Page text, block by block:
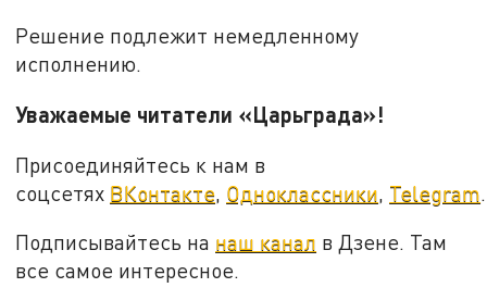
Решение подлежит немедленному
исполнению.
Уважаемые читатели «Царьграда»!
Присоединяйтесь к нам в
соцсетях ВКонтакте Одноклассники Telegram
Подписывайтесь на наш канал в Дзене. Там
все самое интересное.